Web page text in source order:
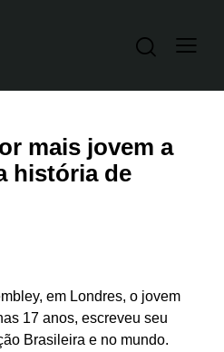
mais jovem a
história de
em Londres, o jovem
17 anos, escreveu seu
Brasileira e no mundo.